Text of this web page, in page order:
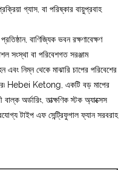
গ্যাস, বা পরিষ্কার বায়ুপ্রবাহ
বাণিজ্যিক ভবন রক্ষণাবেক্ষণ
সংস্থা বা পরিবেশগত সরঞ্জাম
এবং নিম্ন থেকে মাঝারি চাপের পরিবেশের
Hebei Ketong, একটি বড় মাপের
অর্ডারিং, তাত্ক্ষণিক স্টক অ্যাক্সেস
টাইপ এফ সেন্ট্রিফুগাল ফ্যান সরবরাহ